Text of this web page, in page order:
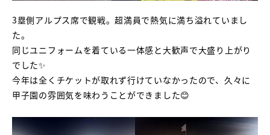
3塁側アルプス席で観戦。超満員で熱気に満ち溢れていまし
た。
同じユニフォームを着ている一体感と大歓声で大盛り上がり
でした✨
今年は全くチケットが取れず行けていなかったので、久々に
甲子園の雰囲気を味わうことができました😊